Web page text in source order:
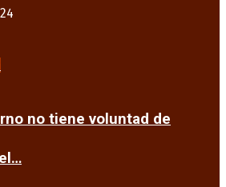
no tiene voluntad de